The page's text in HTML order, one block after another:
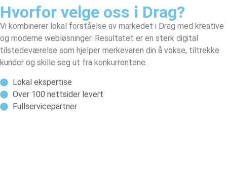
Hvorfor velge oss i Drag?
Vi kombinerer lokal forståelse av markedet i Drag med kreative
og moderne webløsninger. Resultatet er en sterk digital
tilstedeværelse som hjelper merkevaren din å vokse, tiltrekke
kunder og skille seg ut fra konkurrentene.
Lokal ekspertise
Over 100 nettsider levert
Fullservicepartner